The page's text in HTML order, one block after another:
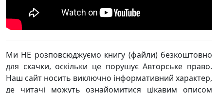
Ми НЕ розповсюджуємо книгу (файли) безкоштовно
для скачки, оскільки це порушує Авторське право.
Наш сайт носить виключно інформативний характер,
де читачі можуть ознайомитися цікавим описом